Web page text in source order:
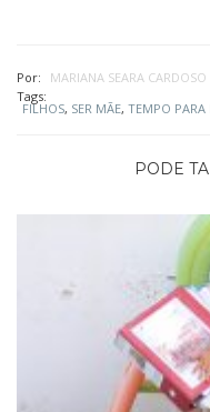
Por:
MARIANA SEARA CARDOSO
Tags:
FILHOS, SER MÃE, TEMPO PARA
PODE